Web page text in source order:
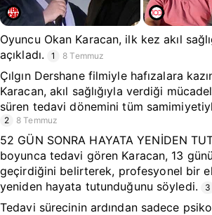
Oyuncu Okan Karacan, ilk kez akıl
açıkladı.
1 8 Temmuz
Çılgın Dershane filmiyle hafızalara
Karacan, akıl sağlığıyla verdiği
süren tedavi dönemini tüm
2 8 Temmuz
52 GÜN SONRA HAYATA YENİDEN
boyunca tedavi gören Karacan, 13
geçirdiğini belirterek, profesyonel bir
yeniden hayata tutunduğunu söyledi.
3
Tedavi sürecinin ardından sadece